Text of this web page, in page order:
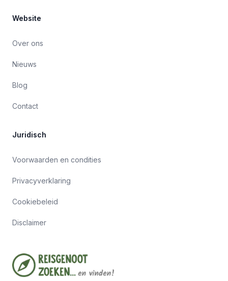
Website
Over ons
Nieuws
Blog
Contact
Juridisch
Voorwaarden en condities
Privacyverklaring
Cookiebeleid
Disclaimer